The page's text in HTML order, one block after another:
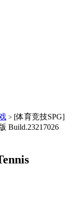
> [体育竞技SPG]
Build.23217026